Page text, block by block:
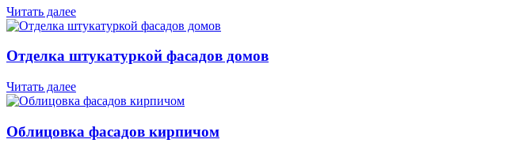
Читать далее
Отделка штукатуркой фасадов домов
Читать далее
Облицовка фасадов кирпичом